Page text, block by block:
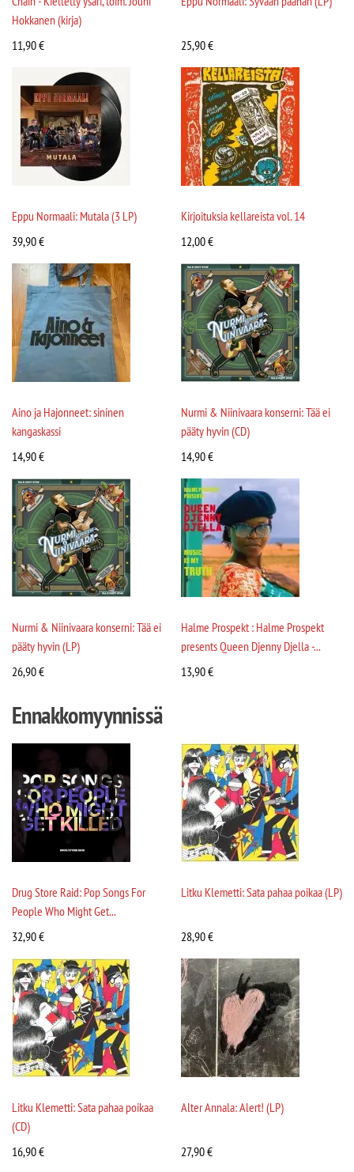
Hokkanen (kirja)
11,90€ 25,90€
Eppu Normaali: Mutala (3 LP)
39,90€
Kirjoituksia kellareista vol. 14
12,00€
Aino ja Hajonneet: sininen
kangaskassi
14,90€
Nurmi & Niinivaara konserni: Tää ei
pääty hyvin (CD)
14,90€
Nurmi & Niinivaara konserni: Tää ei
pääty hyvin (LP)
26,90€
Halme Prospekt : Halme Prospekt
presents Queen Djenny Djella -...
13,90€
Ennakkomyynnissä
Drug Store Raid: Pop Songs For
People Who Might Get...
32,90€
Litku Klemetti: Sata pahaa poikaa (LP)
28,90€
Litku Klemetti: Sata pahaa poikaa
(CD)
16,90€
Alter Annala: Alert! (LP)
27,90€